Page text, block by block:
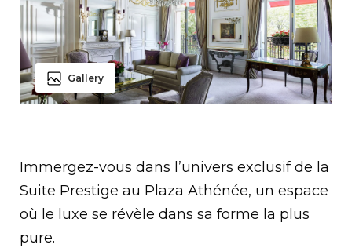
Gallery
Immergez-vous dans l’univers exclusif de la
Suite Prestige au Plaza Athénée, un espace
où le luxe se révèle dans sa forme la plus
pure.